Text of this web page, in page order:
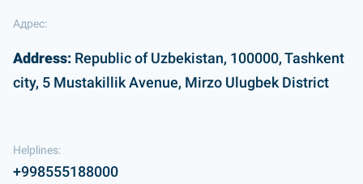
Адрес:
Address: Republic of Uzbekistan, 100000, Tashkent
city, 5 Mustakillik Avenue, Mirzo Ulugbek District
Helplines:
+998555188000